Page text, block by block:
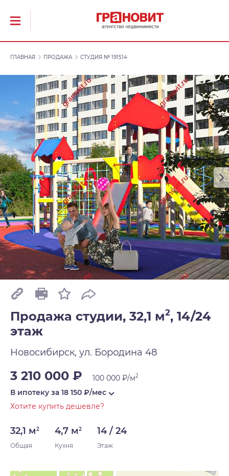
ГЛАВНАЯ ПРОДАЖА СТУДИЯ № 191514
Продажа студии, 32,1 м2, 14/24
этаж
Новосибирск, ул. Бородина 48
3 210 000 ₽ 100 000 ₽/м2
В ипотеку за 18 150 ₽/мес
Хотите купить дешевле?
32,1 м2
Общая
4,7 м2
Кухня
14 / 24
Этаж